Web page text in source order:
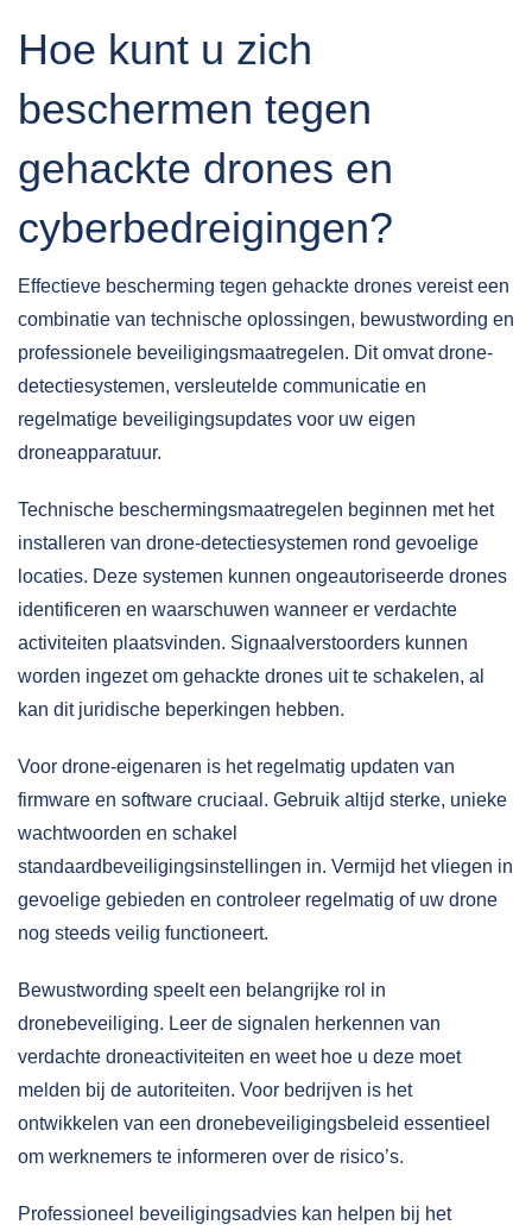
Hoe kunt u zich
beschermen tegen
gehackte drones en
cyberbedreigingen?
Effectieve bescherming tegen gehackte drones vereist een
combinatie van technische oplossingen, bewustwording en
professionele beveiligingsmaatregelen. Dit omvat drone-
detectiesystemen, versleutelde communicatie en
regelmatige beveiligingsupdates voor uw eigen
droneapparatuur.
Technische beschermingsmaatregelen beginnen met het
installeren van drone-detectiesystemen rond gevoelige
locaties. Deze systemen kunnen ongeautoriseerde drones
identificeren en waarschuwen wanneer er verdachte
activiteiten plaatsvinden. Signaalverstoorders kunnen
worden ingezet om gehackte drones uit te schakelen, al
kan dit juridische beperkingen hebben.
Voor drone-eigenaren is het regelmatig updaten van
firmware en software cruciaal. Gebruik altijd sterke, unieke
wachtwoorden en schakel
standaardbeveiligingsinstellingen in. Vermijd het vliegen in
gevoelige gebieden en controleer regelmatig of uw drone
nog steeds veilig functioneert.
Bewustwording speelt een belangrijke rol in
dronebeveiliging. Leer de signalen herkennen van
verdachte droneactiviteiten en weet hoe u deze moet
melden bij de autoriteiten. Voor bedrijven is het
ontwikkelen van een dronebeveiligingsbeleid essentieel
om werknemers te informeren over de risico’s.
Professioneel beveiligingsadvies kan helpen bij het